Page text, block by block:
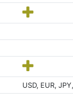
USD, EUR,